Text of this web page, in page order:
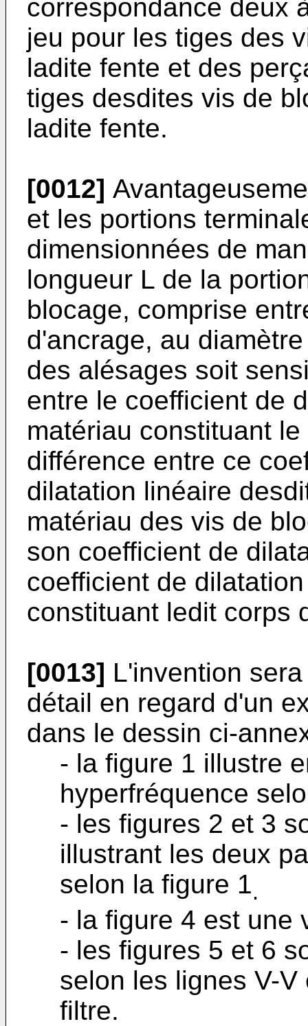
correspondance deux
jeu pour les tiges des
ladite fente et des
tiges desdites vis de
ladite fente.
[0012]
et les portions
dimensionnées de
longueur L de la
blocage, comprise
d'ancrage, au
des alésages soit
entre le coefficient de
matériau constituant
différence entre ce
dilatation linéaire
matériau des vis de
son coefficient de
coefficient de
constituant ledit corps
[0013] L'invention
détail en regard d'un
dans le dessin ci-
- la figure 1 illustre
hyperfréquence
- les figures 2 et 3
illustrant les deux
selon la figure 1.
- la figure 4 est une
- les figures 5 et 6
selon les lignes V-
filtre.